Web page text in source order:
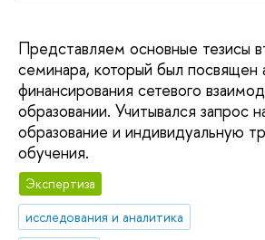
Представляем основные тезисы
семинара, который был посвящен
финансирования сетевого
образовании. Учитывался запрос
образование и индивидуальную
обучения.
Экспертиза
исследования и аналитика